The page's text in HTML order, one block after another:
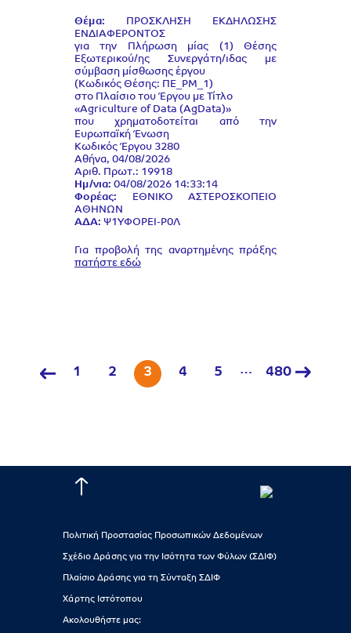
Θέμα: ΠΡΟΣΚΛΗΣΗ ΕΚΔΗΛΩΣΗΣ
ΕΝΔΙΑΦΕΡΟΝΤΟΣ
για την Πλήρωση μίας (1) Θέσης
Εξωτερικού/ης Συνεργάτη/ιδας με
σύμβαση μίσθωσης έργου
(Κωδικός Θέσης: ΠΕ_PM_1)
στο Πλαίσιο του Έργου με Τίτλο
«Agriculture of Data (AgData)»
που χρηματοδοτείται από την
Ευρωπαϊκή Ένωση
Κωδικός Έργου 3280
Αθήνα, 04/08/2026
Αριθ. Πρωτ.: 19918
Ημ/νια: 04/08/2026 14:33:14
Φορέας: ΕΘΝΙΚΟ ΑΣΤΕΡΟΣΚΟΠΕΙΟ
ΑΘΗΝΩΝ
ΑΔΑ: Ψ1ΥΦΟΡΕΙ-Ρ0Λ
Για προβολή της αναρτημένης πράξης
πατήστε εδώ
1 2 3 4 5 … 480
Πολιτική Προστασίας Προσωπικών Δεδομένων
Σχέδιο Δράσης για την Ισότητα των Φύλων (ΣΔΙΦ)
Πλαίσιο Δράσης για τη Σύνταξη ΣΔΙΦ
Χάρτης Ιστότοπου
Ακολουθήστε μας: